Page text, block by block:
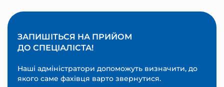
ЗАПИШІТЬСЯ НА ПРИЙОМ
ДО СПЕЦІАЛІСТА!
Наші адміністратори допоможуть визначити, до
якого саме фахівця варто звернутися.